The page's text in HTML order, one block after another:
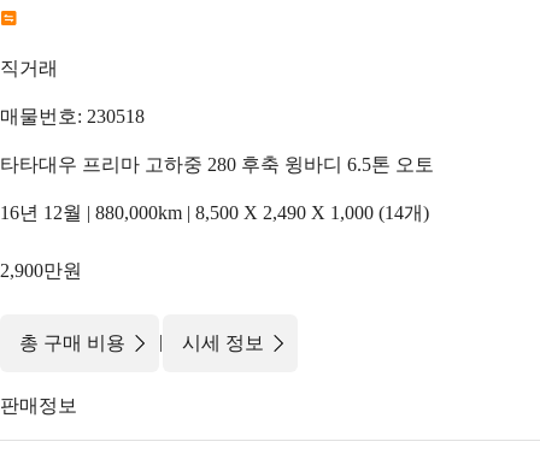
직거래
매물번호: 230518
타타대우 프리마 고하중 280 후축 윙바디 6.5톤 오토
16년 12월 | 880,000km | 8,500 X 2,490 X 1,000 (14개)
2,900만원
총 구매 비용 | 시세 정보
판매정보